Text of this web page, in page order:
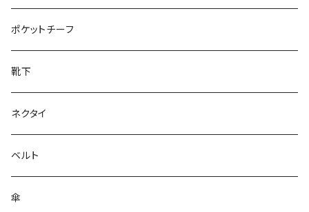
28cm～
ポケットチーフ
靴下
ネクタイ
ベルト
傘